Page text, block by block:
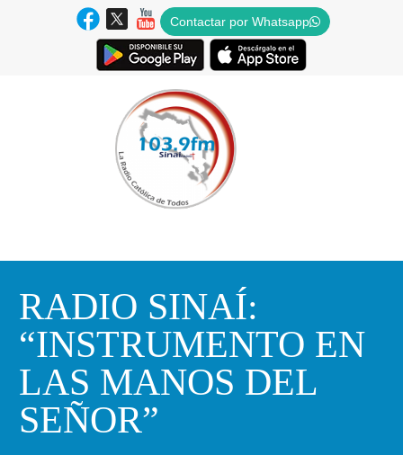
Contactar por Whatsapp
RADIO SINAÍ:
“INSTRUMENTO EN
LAS MANOS DEL
SEÑOR”